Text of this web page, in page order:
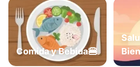
Comida y Bebida🍔